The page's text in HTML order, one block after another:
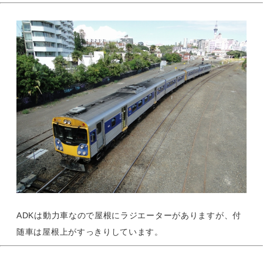
ADKは動力車なので屋根にラジエーターがありますが、付
随車は屋根上がすっきりしています。